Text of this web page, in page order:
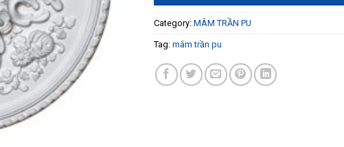
Category:MÂM TRẦN PU
Tag:mâm trần pu